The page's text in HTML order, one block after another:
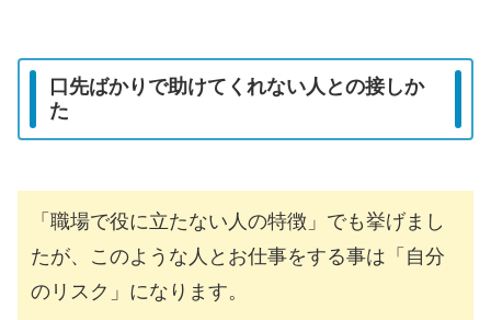
口先ばかりで助けてくれない人との接しか
た
「職場で役に立たない人の特徴」でも挙げまし
たが、このような人とお仕事をする事は「自分
のリスク」になります。